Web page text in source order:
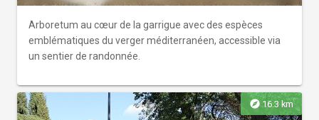
Arboretum au cœur de la garrigue avec des espèces
emblématiques du verger méditerranéen, accessible via
un sentier de randonnée.
explore 16.3 km